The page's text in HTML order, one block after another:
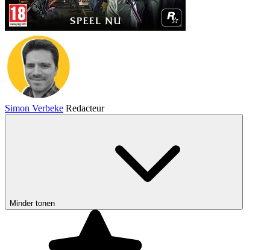
Simon Verbeke Redacteur
Minder tonen